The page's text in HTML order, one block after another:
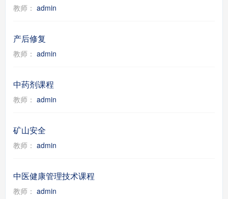
教师： admin
产后修复
教师： admin
中药剂课程
教师： admin
矿山安全
教师： admin
中医健康管理技术课程
教师： admin